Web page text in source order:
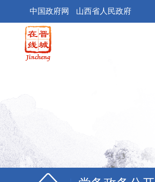
中国政府网 山西省人民政府